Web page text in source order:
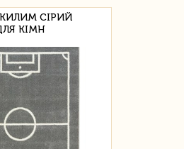
СІРИЙ
КІМН